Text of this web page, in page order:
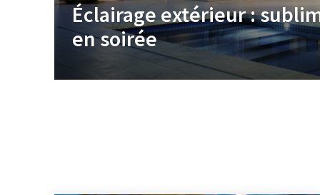
Éclairage extérieur :
en soirée